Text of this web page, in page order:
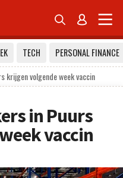
 
TECH
PERSONAL FINANCE
krijgen volgende week vaccin
in Puurs
vaccin